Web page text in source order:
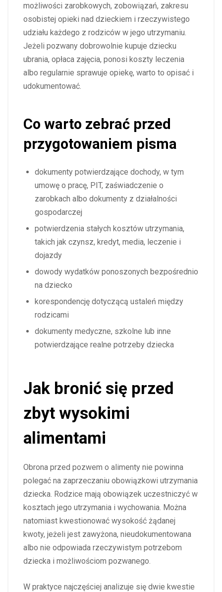
możliwości zarobkowych, zobowiązań, zakresu
osobistej opieki nad dzieckiem i rzeczywistego
udziału każdego z rodziców w jego utrzymaniu.
Jeżeli pozwany dobrowolnie kupuje dziecku
ubrania, opłaca zajęcia, ponosi koszty leczenia
albo regularnie sprawuje opiekę, warto to opisać i
udokumentować.
Co warto zebrać przed
przygotowaniem pisma
dokumenty potwierdzające dochody, w tym
umowę o pracę, PIT, zaświadczenie o
zarobkach albo dokumenty z działalności
gospodarczej
potwierdzenia stałych kosztów utrzymania,
takich jak czynsz, kredyt, media, leczenie i
dojazdy
dowody wydatków ponoszonych bezpośrednio
na dziecko
korespondencję dotyczącą ustaleń między
rodzicami
dokumenty medyczne, szkolne lub inne
potwierdzające realne potrzeby dziecka
Jak bronić się przed
zbyt wysokimi
alimentami
Obrona przed pozwem o alimenty nie powinna
polegać na zaprzeczaniu obowiązkowi utrzymania
dziecka. Rodzice mają obowiązek uczestniczyć w
kosztach jego utrzymania i wychowania. Można
natomiast kwestionować wysokość żądanej
kwoty, jeżeli jest zawyżona, nieudokumentowana
albo nie odpowiada rzeczywistym potrzebom
dziecka i możliwościom pozwanego.
W praktyce najczęściej analizuje się dwie kwestie